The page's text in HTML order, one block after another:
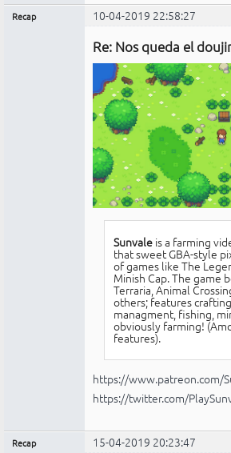
Recap 10-04-2019 22:58:27
Re: Nos queda el
Sunvale is a farming
that sweet GBA-style
of games like The
Minish Cap. The game
Terraria, Animal
others; features
managment, fishing,
obviously farming!
features).
https://www.patreon.com/
https://twitter.com/
Recap 15-04-2019 20:23:47